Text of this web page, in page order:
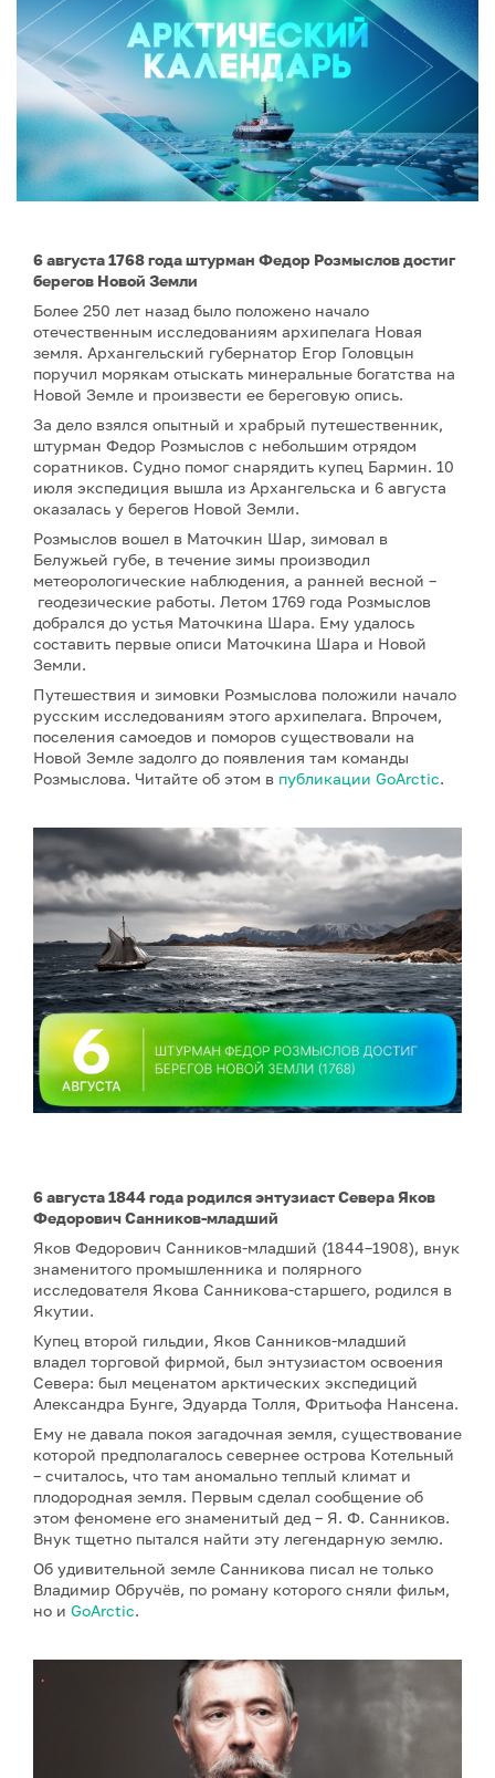
6 августа 1768 года штурман Федор Розмыслов достиг
берегов Новой Земли
Более 250 лет назад было положено начало
отечественным исследованиям архипелага Новая
земля. Архангельский губернатор Егор Головцын
поручил морякам отыскать минеральные богатства на
Новой Земле и произвести ее береговую опись.
За дело взялся опытный и храбрый путешественник,
штурман Федор Розмыслов с небольшим отрядом
соратников. Судно помог снарядить купец Бармин. 10
июля экспедиция вышла из Архангельска и 6 августа
оказалась у берегов Новой Земли.
Розмыслов вошел в Маточкин Шар, зимовал в
Белужьей губе, в течение зимы производил
метеорологические наблюдения, а ранней весной –
геодезические работы. Летом 1769 года Розмыслов
добрался до устья Маточкина Шара. Ему удалось
составить первые описи Маточкина Шара и Новой
Земли.
Путешествия и зимовки Розмыслова положили начало
русским исследованиям этого архипелага. Впрочем,
поселения самоедов и поморов существовали на
Новой Земле задолго до появления там команды
Розмыслова. Читайте об этом в публикации GoArctic.
6 августа 1844 года родился энтузиаст Севера Яков
Федорович Санников-младший
Яков Федорович Санников-младший (1844–1908), внук
знаменитого промышленника и полярного
исследователя Якова Санникова-старшего, родился в
Якутии.
Купец второй гильдии, Яков Санников-младший
владел торговой фирмой, был энтузиастом освоения
Севера: был меценатом арктических экспедиций
Александра Бунге, Эдуарда Толля, Фритьофа Нансена.
Ему не давала покоя загадочная земля, существование
которой предполагалось севернее острова Котельный
– считалось, что там аномально теплый климат и
плодородная земля. Первым сделал сообщение об
этом феномене его знаменитый дед – Я. Ф. Санников.
Внук тщетно пытался найти эту легендарную землю.
Об удивительной земле Санникова писал не только
Владимир Обручёв, по роману которого сняли фильм,
но и GoArctic.